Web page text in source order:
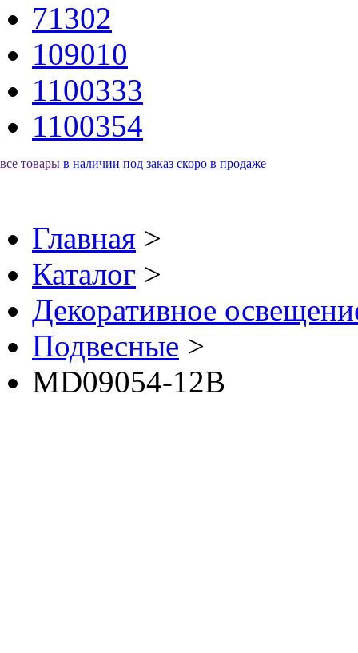
71302
109010
1100333
1100354
все товары в наличии под заказ скоро в продаже
Главная >
Каталог >
Декоративное
Подвесные >
MD09054-12B